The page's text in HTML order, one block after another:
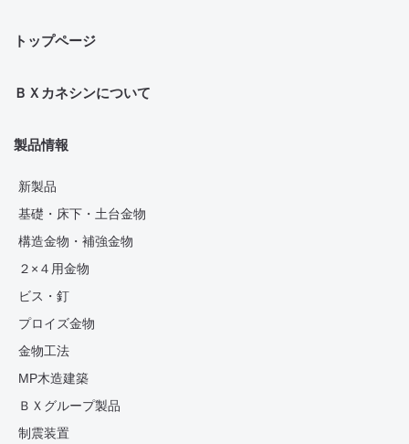
トップページ
ＢＸカネシンについて
製品情報
新製品
基礎・床下・土台金物
構造金物・補強金物
２×４用金物
ビス・釘
プロイズ金物
金物工法
MP木造建築
ＢＸグループ製品
制震装置